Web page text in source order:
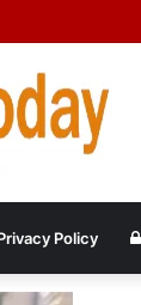
पति गिरफ्तार-
Policy